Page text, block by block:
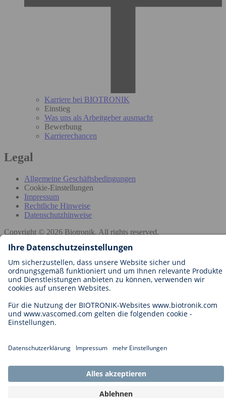
Karriere bei BIOTRONIK
Einstieg
Was uns als Arbeitgeber ausmacht
Bewerbung
Karrierechancen
Legal
Allgemeine Geschäftsbedingungen
Cookie-Einstellungen
Impressum
Rechtliche Hinweise
Datenschutzhinweise
Copyright © 2026 Biotronik. All rights reserved.